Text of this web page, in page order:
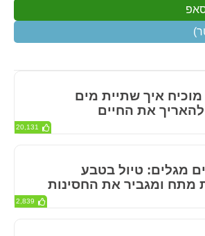
איך שתיית מים
להאריך את החיים
20,131
מגלים: טיול בטבע
מתח ומגביר את החסינות
2,839